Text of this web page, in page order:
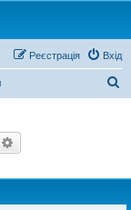
Вхід
Реєстрація